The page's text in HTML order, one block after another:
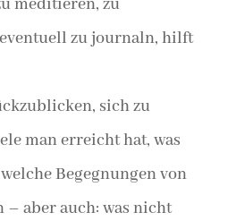
meditieren, zu
zu journaln, hilft
sich zu
man erreicht hat, was
Begegnungen von
– aber auch: was nicht